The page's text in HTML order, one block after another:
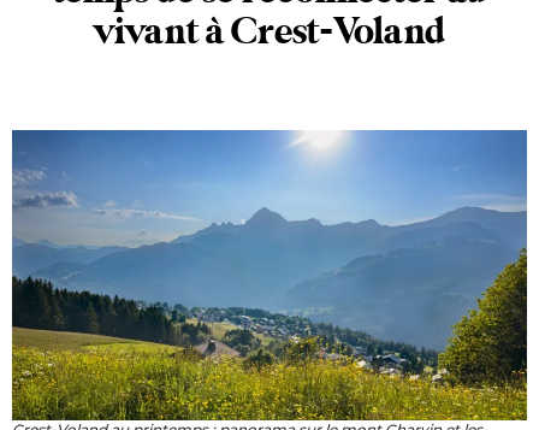
vivant à Crest-Voland